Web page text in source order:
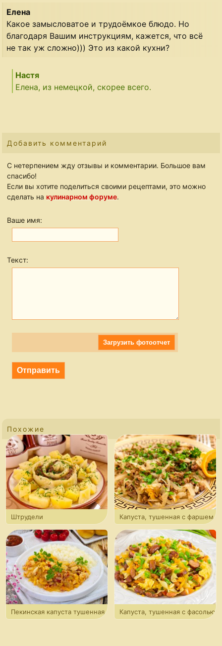
Елена
Какое замысловатое и трудоёмкое блюдо. Но
благодаря Вашим инструкциям, кажется, что всё
не так уж сложно))) Это из какой кухни?
Настя
Елена, из немецкой, скорее всего.
Добавить комментарий
С нетерпением жду отзывы и комментарии. Большое вам
спасибо!
Если вы хотите поделиться своими рецептами, это можно
сделать на кулинарном форуме.
Ваше имя:
Текст:
Загрузить фотоотчет
Похожие
Штрудели
Капуста, тушенная с фаршем
и апельсинами
Пекинская капуста тушенная
Капуста, тушенная с фасолью